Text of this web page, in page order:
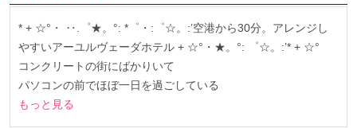
* + ☆°・ ‥.゜★。°: *゜・:゜☆。:’空港から30分。アレンジし
やすいアーユルヴェーダホテル + ☆°・★。°: ゜☆。:’* + ☆°
コンクリートの街にばかりいて
パソコンの前でほぼ一日を過ごしている
もっと見る